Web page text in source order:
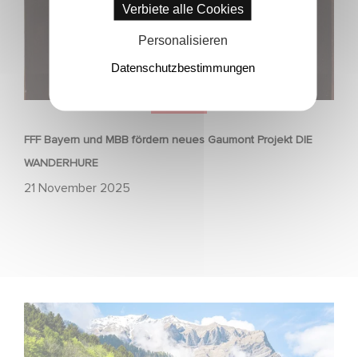
FFF Bayern und MBB fördern neues Gaumont Projekt DIE
WANDERHURE
21 November 2025
Die Film- und Medienstiftung NRW fördert HEIDI
Verbiete alle Cookies
Personalisieren
Datenschutzbestimmungen